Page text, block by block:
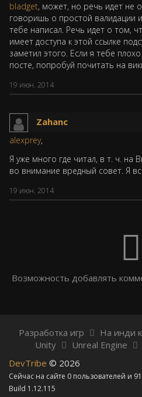
bladget, может, но речь идет не
говоришь о простой валидации
тебе написал. Речь идет о том,
имеет доступа к этой ссылке
заметил этого. Если я тебе
посте, попробуй почитать на
19 июн. 2014
Zahanc
alexprey,
Я уже много где читал, в т. ч. на
во внимание вредный совет. Я
19 июн. 2014
Возможность добавлять
Разработка игр На инди
Unity
Unreal Engine
DevTribe © 2026
Сейчас на сайте 0 пользователей и
Build 1.12.115